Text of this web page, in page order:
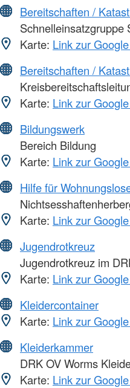
Bereitschaften /
Schnelleinsatzgruppe
Karte: Link zur
Bereitschaften /
Karte: Link zur
Bildungswerk
Bereich Bildung
Karte: Link zur
Hilfe für
Karte: Link zur
Jugendrotkreuz
Jugendrotkreuz im
Karte: Link zur
Kleidercontainer
Karte: Link zur
Kleiderkammer
DRK OV Worms
Karte: Link zur